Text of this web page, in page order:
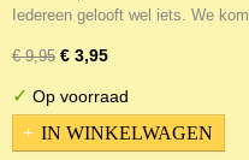
Iedereen gelooft wel iets. We
€ 9,95 € 3,95
✓ Op voorraad
IN WINKELWAGEN